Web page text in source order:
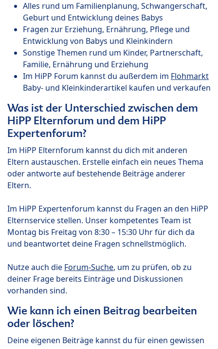
Alles rund um Familienplanung, Schwangerschaft,
Geburt und Entwicklung deines Babys
Fragen zur Erziehung, Ernährung, Pflege und
Entwicklung von Babys und Kleinkindern
Sonstige Themen rund um Kinder, Partnerschaft,
Familie, Ernährung und Erziehung
Im HiPP Forum kannst du außerdem im Flohmarkt
Baby- und Kleinkinderartikel kaufen und verkaufen
Was ist der Unterschied zwischen dem
HiPP Elternforum und dem HiPP
Expertenforum?
Im HiPP Elternforum kannst du dich mit anderen
Eltern austauschen. Erstelle einfach ein neues Thema
oder antworte auf bestehende Beiträge anderer
Eltern.
Im HiPP Expertenforum kannst du Fragen an den HiPP
Elternservice stellen. Unser kompetentes Team ist
Montag bis Freitag von 8:30 – 15:30 Uhr für dich da
und beantwortet deine Fragen schnellstmöglich.
Nutze auch die Forum-Suche, um zu prüfen, ob zu
deiner Frage bereits Einträge und Diskussionen
vorhanden sind.
Wie kann ich einen Beitrag bearbeiten
oder löschen?
Deine eigenen Beiträge kannst du für einen gewissen